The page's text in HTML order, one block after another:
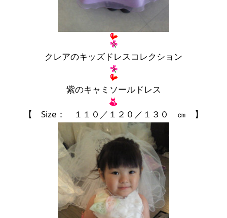
クレアのキッズドレスコレクション
紫のキャミソールドレス
【 Size： １１０／１２０／１３０ ㎝ 】